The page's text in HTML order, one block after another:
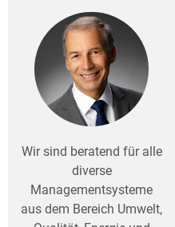
Wir sind beratend für alle
diverse
Managementsysteme
aus dem Bereich Umwelt,